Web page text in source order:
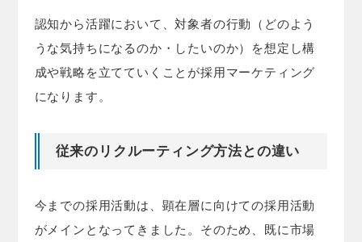
認知から活躍において、対象者の行動（どのよう
うな気持ちになるのか・したいのか）を想定し構
成や戦略を立てていくことが採用マーケティング
になります。
従来のリクルーティング方法との違い
今までの採用活動は、顕在層に向けての採用活動
がメインとなってきました。そのため、既に市場